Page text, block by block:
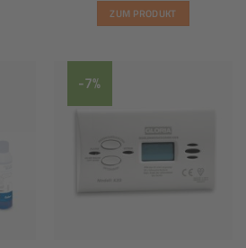
ZUM PRODUKT
-7%